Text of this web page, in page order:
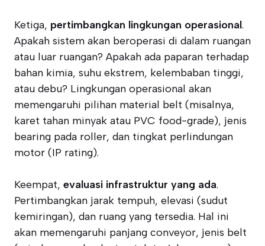
Ketiga, pertimbangkan lingkungan operasional.
Apakah sistem akan beroperasi di dalam ruangan
atau luar ruangan? Apakah ada paparan terhadap
bahan kimia, suhu ekstrem, kelembaban tinggi,
atau debu? Lingkungan operasional akan
memengaruhi pilihan material belt (misalnya,
karet tahan minyak atau PVC food-grade), jenis
bearing pada roller, dan tingkat perlindungan
motor (IP rating).
Keempat, evaluasi infrastruktur yang ada.
Pertimbangkan jarak tempuh, elevasi (sudut
kemiringan), dan ruang yang tersedia. Hal ini
akan memengaruhi panjang conveyor, jenis belt